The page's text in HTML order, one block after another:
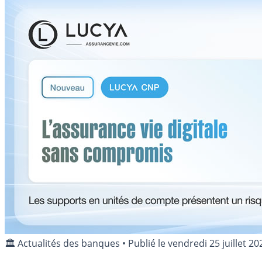
🏛️ Actualités des banques • Publié levendredi 25 juillet